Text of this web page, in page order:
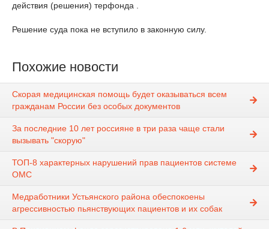
действия (решения) терфонда .
Решение суда пока не вступило в законную силу.
Похожие новости
Скорая медицинская помощь будет оказываться всем
гражданам России без особых документов
За последние 10 лет россияне в три раза чаще стали
вызывать "скорую"
ТОП-8 характерных нарушений прав пациентов системе
ОМС
Медработники Устьянского района обеспокоены
агрессивностью пьянствующих пациентов и их собак